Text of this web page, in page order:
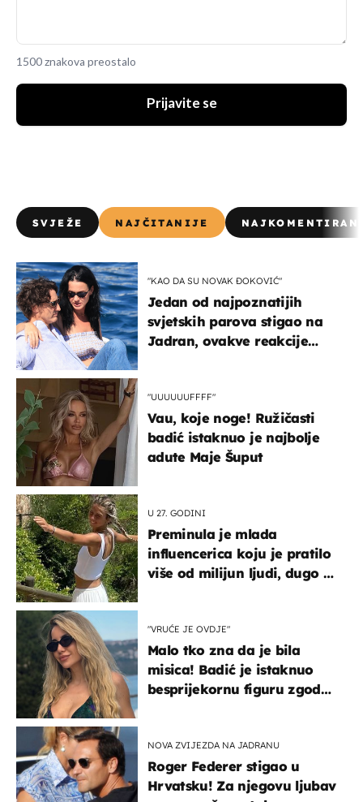
1500 znakova preostalo
Prijavite se
SVJEŽE NAJČITANIJE
"KAO DA SU NOVAK ĐOKOVIĆ"
Jedan od najpoznatijih
svjetskih parova stigao na
Jadran, ovakve reakcije
"UUUUUUFFFF"
Vau, koje noge! Ružičasti
badić istaknuo je najbolje
adute Maje Šuput
U 27. GODINI
Preminula je mlada
influencerica koju je pratilo
više od milijun ljudi, dugo se
"VRUĆE JE OVDJE"
Malo tko zna da je bila
misica! Badić je istaknuo
besprijekornu figuru zgodne
NOVA ZVIJEZDA NA JADRANU
Roger Federer stigao u
Hrvatsku! Za njegovu ljubav